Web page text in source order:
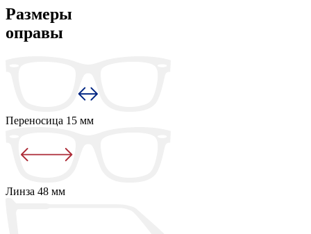
Размеры
оправы
Переносица 15 мм
Линза 48 мм